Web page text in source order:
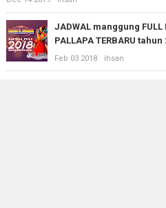
JADWAL manggung FULL
PALLAPA TERBARU tahun
Feb 03 2018 ihsan